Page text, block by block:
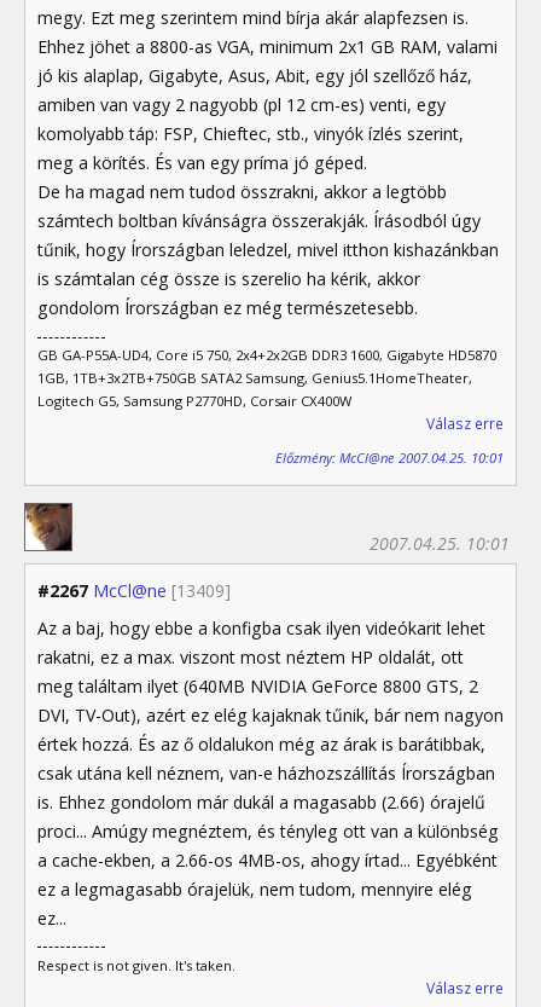
megy. Ezt meg szerintem mind bírja akár alapfezsen is.
Ehhez jöhet a 8800-as VGA, minimum 2x1 GB RAM, valami
jó kis alaplap, Gigabyte, Asus, Abit, egy jól szellőző ház,
amiben van vagy 2 nagyobb (pl 12 cm-es) venti, egy
komolyabb táp: FSP, Chieftec, stb., vinyók ízlés szerint,
meg a körítés. És van egy príma jó géped.
De ha magad nem tudod összrakni, akkor a legtöbb
számtech boltban kívánságra összerakják. Írásodból úgy
tűnik, hogy Írországban leledzel, mivel itthon kishazánkban
is számtalan cég össze is szerelio ha kérik, akkor
gondolom Írországban ez még természetesebb.
GB GA-P55A-UD4, Core i5 750, 2x4+2x2GB DDR3 1600, Gigabyte HD5870
1GB, 1TB+3x2TB+750GB SATA2 Samsung, Genius5.1HomeTheater,
Logitech G5, Samsung P2770HD, Corsair CX400W
Válasz erre
Előzmény: McCl@ne 2007.04.25. 10:01
#2267 McCl@ne [13409]
2007.04.25. 10:01
Az a baj, hogy ebbe a konfigba csak ilyen videókarit lehet
rakatni, ez a max. viszont most néztem HP oldalát, ott
meg találtam ilyet (640MB NVIDIA GeForce 8800 GTS, 2
DVI, TV-Out), azért ez elég kajaknak tűnik, bár nem nagyon
értek hozzá. És az ő oldalukon még az árak is barátibbak,
csak utána kell néznem, van-e házhozszállítás Írországban
is. Ehhez gondolom már dukál a magasabb (2.66) órajelű
proci... Amúgy megnéztem, és tényleg ott van a különbség
a cache-ekben, a 2.66-os 4MB-os, ahogy írtad... Egyébként
ez a legmagasabb órajelük, nem tudom, mennyire elég
ez...
Respect is not given. It's taken.
Válasz erre